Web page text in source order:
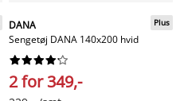
DANA
Sengetøj DANA 140x200 hvid
Plus






2 for 349,-